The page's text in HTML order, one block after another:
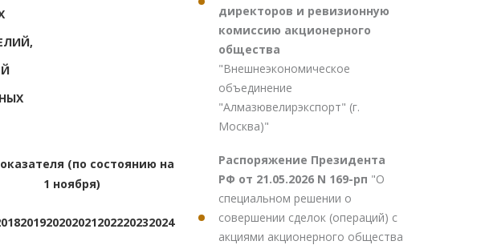
(по состоянию на
1 ноября)
201920202021202220232024
директоров и ревизионную
комиссию акционерного
общества
"Внешнеэкономическое
объединение
"Алмазювелирэкспорт" (г.
Москва)"
Распоряжение Президента
РФ от 21.05.2026 N 169-рп "О
специальном решении о
совершении сделок (операций) с
акциями акционерного общества